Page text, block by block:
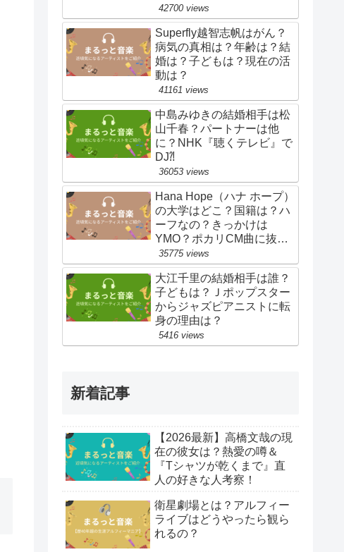
42700 views
Superfly越智志帆はがん？
病気の真相は？年齢は？結
婚は？子どもは？現在の活
動は？
41161 views
中島みゆきの結婚相手は松
山千春？パートナーは他
に？NHK『聴くテレビ』で
DJ⁈
36053 views
Hana Hope（ハナ ホープ）
の大学はどこ？国籍は？ハ
ーフなの？きっかけは
YMO？ポカリCM曲に抜
擢！
35775 views
大江千里の結婚相手は誰？
子どもは？Ｊポップスター
からジャズピアニストに転
身の理由は？
5416 views
新着記事
【2026最新】高橋文哉の現
在の彼女は？熱愛の噂＆
『Tシャツが乾くまで』直
人の好きな人考察！
衛星劇場とは？アルフィー
ライブはどうやったら観ら
れるの？